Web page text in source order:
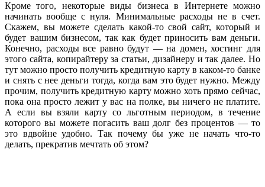
Кроме того, некоторые виды бизнеса в Интернете можно
начинать вообще с нуля. Минимальные расходы не в счет.
Скажем, вы можете сделать какой-то свой сайт, который и
будет вашим бизнесом, так как будет приносить вам деньги.
Конечно, расходы все равно будут — на домен, хостинг для
этого сайта, копирайтеру за статьи, дизайнеру и так далее. Но
тут можно просто получить кредитную карту в каком-то банке
и снять с нее деньги тогда, когда вам это будет нужно. Между
прочим, получить кредитную карту можно хоть прямо сейчас,
пока она просто лежит у вас на полке, вы ничего не платите.
А если вы взяли карту со льготным периодом, в течение
которого вы можете погасить ваш долг без процентов — то
это вдвойне удобно. Так почему бы уже не начать что-то
делать, прекратив мечтать об этом?